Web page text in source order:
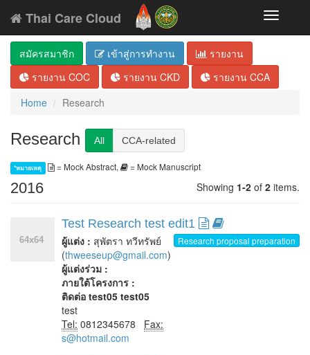
Toggle
Thai Care Cloud
สมัครสมาชิก เข้าสู่การทำงาน
รายงาน
รายงาน COC
รายงาน CKD
รายงาน CCA
Home
Research
Research All CCA-related
*หมายเหตุ = Mock Abstract, = Mock Manuscript
Showing 1-2 of 2 items.
2016
Test Research test edit1
Research proposal preparation
ผู้แต่ง : สุพัตรา ทวีทรัพย์
(thweeseup@gmail.com)
ผู้แต่งร่วม :
ภายใต้โครงการ :
ติดต่อ test05 test05
test
Tel: 0812345678 Fax:
s@hotmail.com